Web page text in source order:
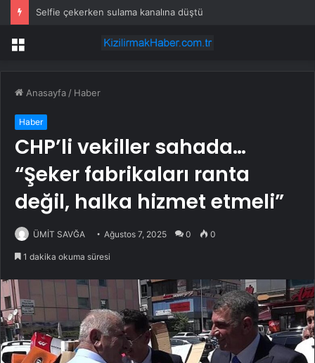
Selfie çekerken sulama kanalına düştü
Menü
Anasayfa / Haber
Haber
CHP’li vekiller sahada…
“Şeker fabrikaları ranta
değil, halka hizmet etmeli”
ÜMİT SAVĞA Ağustos 7, 2025 0 0
1 dakika okuma süresi